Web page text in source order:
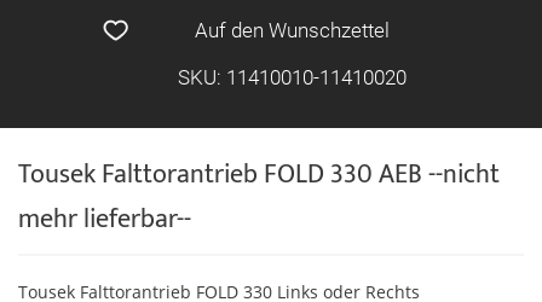
Tousek Falttorantrieb FOLD 330 AEB --nicht
mehr lieferbar--
Auf den Wunschzettel
SKU: 11410010-11410020
Tousek Falttorantrieb FOLD 330 Links oder Rechts